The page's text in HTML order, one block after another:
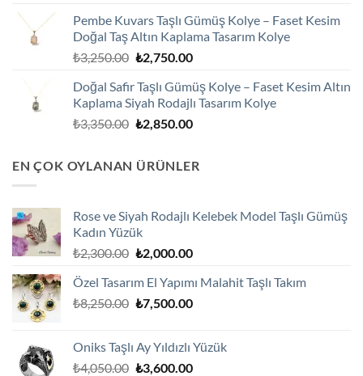
₺2,100.00.fiyat:
₺1,800.00.
Pembe Kuvars Taşlı Gümüş Kolye – Faset Kesim
Doğal Taş Altın Kaplama Tasarım Kolye
₺3,250.00 Orijinal
₺3,250.00.
₺2,750.00Şu
fiyat:
₺2,750.00.
Doğal Safir Taşlı Gümüş Kolye – Faset Kesim Altın
Kaplama Siyah Rodajlı Tasarım Kolye
₺3,350.00 Orijinal
₺3,350.00.
₺2,850.00Şu
₺2,850.00.
EN ÇOK OYLANAN ÜRÜNLER
Rose ve Siyah Rodajlı Kelebek Model Taşlı Gümüş
Kadın Yüzük
₺2,300.00 Orijinal
₺2,300.00.
₺2,000.00Şu
fiyat:
₺2,000.00.
Özel Tasarım El Yapımı Malahit Taşlı Takım
₺8,250.00 Orijinal
₺7,500.00Şu
₺7,500.00.
Oniks Taşlı Ay Yıldızlı Yüzük
₺4,050.00 Orijinal
₺3,600.00Şu